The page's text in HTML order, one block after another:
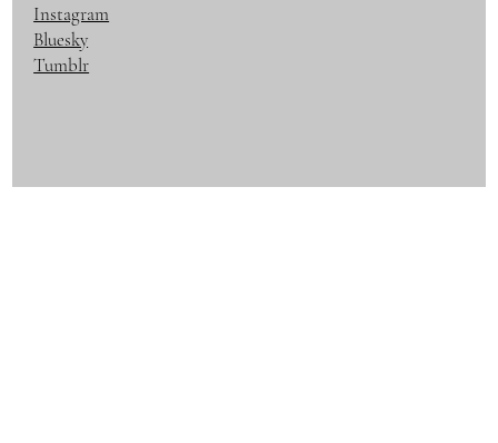
Instagram
Bluesky
Tumblr